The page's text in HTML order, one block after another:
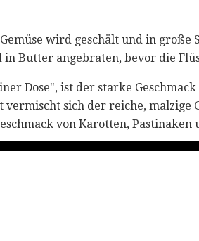
wird geschält und in große
Butter angebraten, bevor die
Dose", ist der starke Geschmack
sich der reiche, malzige
von Karotten, Pastinaken